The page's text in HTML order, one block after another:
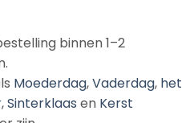
binnen 1–2
Moederdag,Vaderdag, het
,Sinterklaas en Kerst